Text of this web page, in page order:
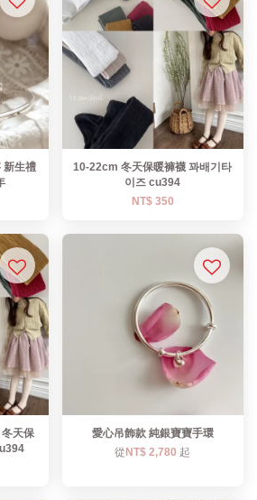
新生禮
10-22cm 冬天保暖褲襪 꽈배기타
이즈 cu394
NT$ 350
天保
愛心吊飾款 純銀寶寶手環
從 NT$ 2,780 起